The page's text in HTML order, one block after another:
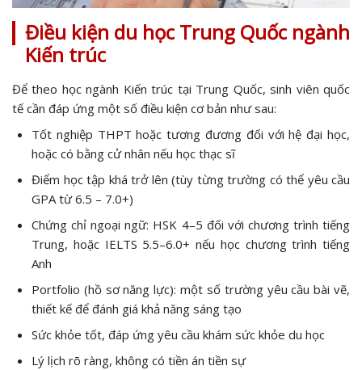
Điều kiện du học Trung Quốc ngành
Kiến trúc
Để theo học ngành Kiến trúc tại Trung Quốc, sinh viên quốc
tế cần đáp ứng một số điều kiện cơ bản như sau:
Tốt nghiệp THPT hoặc tương đương đối với hệ đại học,
hoặc có bằng cử nhân nếu học thạc sĩ
Điểm học tập khá trở lên (tùy từng trường có thể yêu cầu
GPA từ 6.5 – 7.0+)
Chứng chỉ ngoại ngữ: HSK 4–5 đối với chương trình tiếng
Trung, hoặc IELTS 5.5–6.0+ nếu học chương trình tiếng
Anh
Portfolio (hồ sơ năng lực): một số trường yêu cầu bài vẽ,
thiết kế để đánh giá khả năng sáng tạo
Sức khỏe tốt, đáp ứng yêu cầu khám sức khỏe du học
Lý lịch rõ ràng, không có tiền án tiền sự